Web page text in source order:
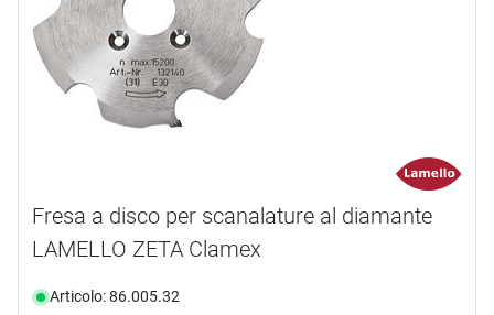
Fresa a disco per scanalature al diamante
LAMELLO ZETA Clamex
Articolo: 86.005.32